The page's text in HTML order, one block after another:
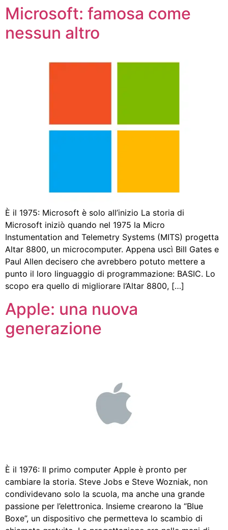
Microsoft: famosa come
nessun altro
È il 1975: Microsoft è solo all’inizio La storia di
Microsoft iniziò quando nel 1975 la Micro
Instumentation and Telemetry Systems (MITS) progetta
Altar 8800, un microcomputer. Appena uscì Bill Gates e
Paul Allen decisero che avrebbero potuto mettere a
punto il loro linguaggio di programmazione: BASIC. Lo
scopo era quello di migliorare l’Altar 8800, […]
Apple: una nuova
generazione
È il 1976: Il primo computer Apple è pronto per
cambiare la storia. Steve Jobs e Steve Wozniak, non
condividevano solo la scuola, ma anche una grande
passione per l’elettronica. Insieme crearono la “Blue
Boxe”, un dispositivo che permetteva lo scambio di